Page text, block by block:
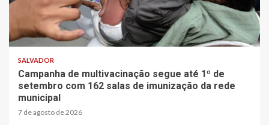
2 min read
SALVADOR
Campanha de multivacinação segue até 1º de
setembro com 162 salas de imunização da rede
municipal
7 de agosto de 2026